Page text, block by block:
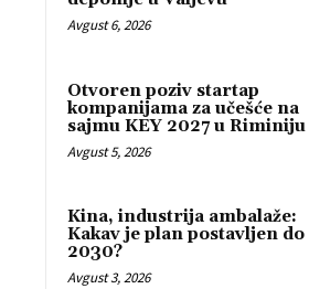
Avgust 6, 2026
Otvoren poziv startap
kompanijama za učešće na
sajmu KEY 2027 u Riminiju
Avgust 5, 2026
Kina, industrija ambalaže:
Kakav je plan postavljen do
2030?
Avgust 3, 2026